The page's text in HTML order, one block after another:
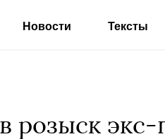
Новости Тексты
розыск